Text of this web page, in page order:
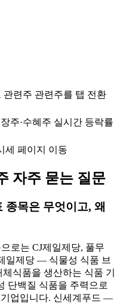
관련주 관련주를 탭 전환
주·수혜주 실시간 등락률
세 페이지 이동
자주 묻는 질문
종목은 무엇이고, 왜
로는 CJ제일제당, 풀무
일제당 — 식물성 식품 브
식품을 생산하는 식품 기
단백질 식품을 주력으로
업입니다. 신세계푸드 —